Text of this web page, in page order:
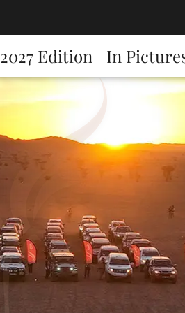
2027 Edition In